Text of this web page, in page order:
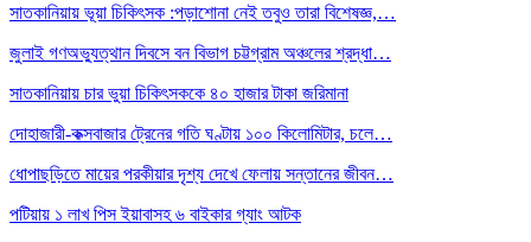
সাতকানিয়ায় ভূয়া চিকিৎসক :পড়াশোনা নেই তবুও তারা বিশেষজ্ঞ,…
জুলাই গণঅভ্যুত্থান দিবসে বন বিভাগ চট্টগ্রাম অঞ্চলের শ্রদ্ধা…
সাতকানিয়ায় চার ভুয়া চিকিৎসককে ৪০ হাজার টাকা জরিমানা
দোহাজারী-কক্সবাজার ট্রেনের গতি ঘণ্টায় ১০০ কিলোমিটার, চলে…
ধোপাছড়িতে মায়ের পরকীয়ার দৃশ্য দেখে ফেলায় সন্তানের জীবন…
পটিয়ায় ১ লাখ পিস ইয়াবাসহ ৬ বাইকার গ্যাং আটক